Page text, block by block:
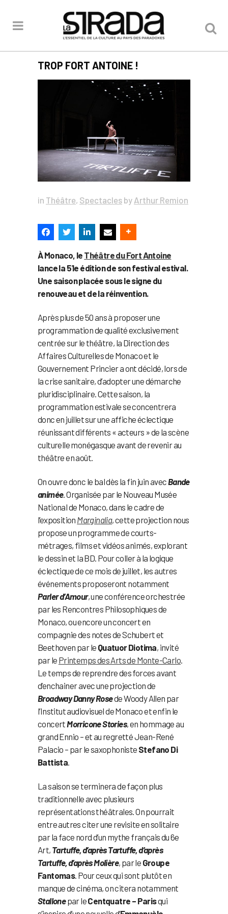
TROP FORT ANTOINE !
in Théâtre, Spectacles by Arthur Remion
À Monaco, le Théâtre du Fort Antoine
lance la 51e édition de son festival estival.
Une saison placée sous le signe du
renouveau et de la réinvention.
Après plus de 50 ans à proposer une
programmation de qualité exclusivement
centrée sur le théâtre, la Direction des
Affaires Culturelles de Monaco et le
Gouvernement Princier a ont décidé, lors de
la crise sanitaire, d’adopter une démarche
pluridisciplinaire. Cette saison, la
programmation estivale se concentrera
donc en juillet sur une affiche éclectique
réunissant différents « acteurs » de la scène
culturelle monégasque avant de revenir au
théâtre en août.
On ouvre donc le bal dès la fin juin avec Bande
animée. Organisée par le Nouveau Musée
National de Monaco, dans le cadre de
l’exposition Marginalia, cette projection nous
propose un programme de courts-
métrages, films et vidéos animés, explorant
le dessin et la BD. Pour coller à la logique
éclectique de ce mois de juillet, les autres
événements proposeront notamment
Parler d’Amour, une conférence orchestrée
par les Rencontres Philosophiques de
Monaco, ou encore un concert en
compagnie des notes de Schubert et
Beethoven par le Quatuor Diotima, invité
par le Printemps des Arts de Monte-Carlo
Le temps de reprendre des forces avant
d’enchainer avec une projection de
Broadway Danny Rosede Woody Allen par
l’Institut audiovisuel de Monaco et enfin le
concert Morricone Stories, en hommage au
grand Ennio – et au regretté Jean-René
Palacio – par le saxophoniste Stefano Di
Battista
La saison se terminera de façon plus
traditionnelle avec plusieurs
représentations théâtrales. On pourrait
entre autres citer une revisite en solitaire
par la face nord d’un mythe français du 6e
Art, Tartuffe, d’après Tartuffe, d’après
Tartuffe, d’après Molière, par le Groupe
Fantomas. Pour ceux qui sont plutôt en
manque de cinéma, on citera notamment
Stallonepar leCentquatre – Parisqui